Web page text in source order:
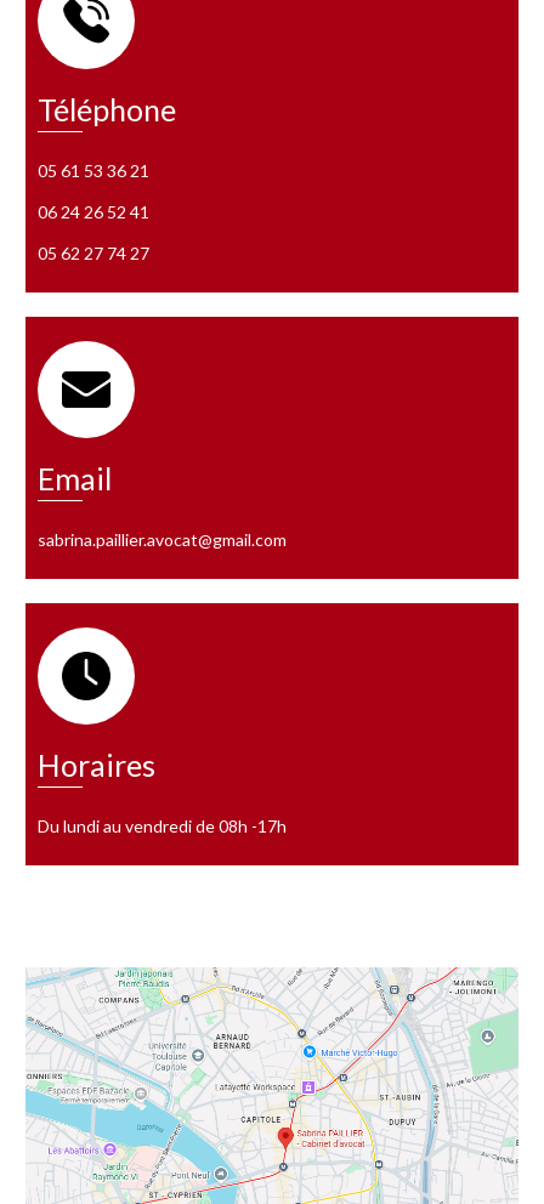
Téléphone
05 61 53 36 21
06 24 26 52 41
05 62 27 74 27
Email
sabrina.paillier.avocat@gmail.com
Horaires
Du lundi au vendredi de 08h -17h